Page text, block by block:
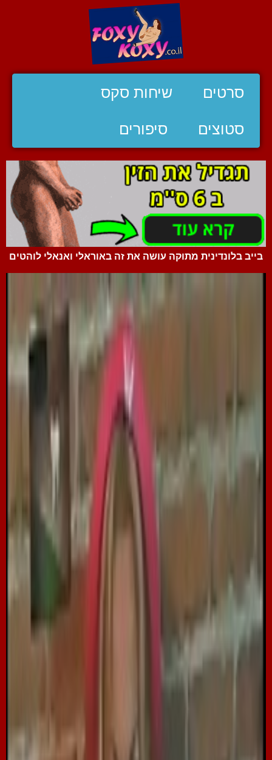
סרטים שיחות סקס
סטוצים סיפורים
בייב בלונדינית מתוקה עושה את זה באוראלי ואנאלי לוהטים